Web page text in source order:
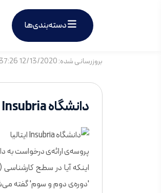
دسته‌بندی‌ها
بروزرسانی شده: 12/13/2020 5:37:26 PM
دانشگاه Insubria ایتالیا
پروسه‌ی ارائه‌ی درخواست به
اینکه آیا در سطح
'دوره‌ی دوم و سوم' گفته